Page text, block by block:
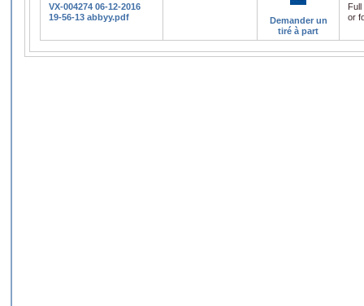
VX-004274 06-12-2016
19-56-13 abbyy.pdf
Demander un
tiré à part
or